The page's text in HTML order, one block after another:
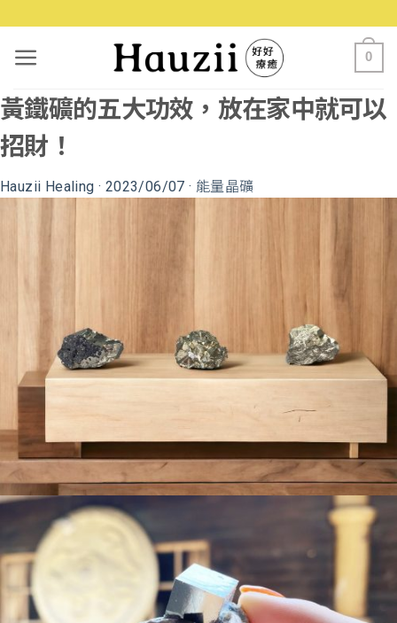
0
黃鐵礦的五大功效，放在家中就可以
招財！
Hauzii Healing · 2023/06/07· 能量晶礦